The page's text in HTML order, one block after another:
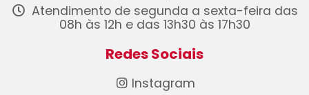
Atendimento de segunda a sexta-feira das
08h às 12h e das 13h30 às 17h30
Redes Sociais
Instagram